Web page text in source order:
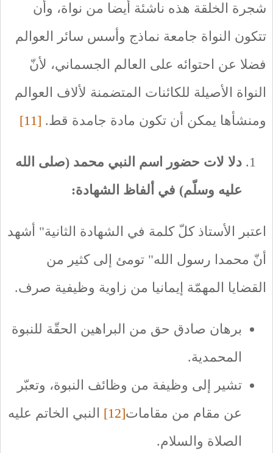
شجرة الخلقة هذه ناشئة أيضا من نواة، وأن
تتكون النواة جامعة نماذج وأسس سائر العوالم
فضلا عن احتوائه على العالم الجسماني، لأنّ
النواة الأصيلة للكائنات المتضمنة لألاف العوالم
ومنشأها يمكن أن تكون مادة جامدة قط. [11]
دلا لات حضور اسم النبي محمد (صلى الله
عليه وسلّم) في ألفاظ الشهادة:
اعتبر الأستاذ كلّ كلمة في الشهادة الثانية" أشهد
أنّ محمدا رسول الله" تومئ إلى كثير من
القضايا المهمّة إيمانيا من زاوية وظيفية صرف.
برهان صادق حق من البراهين الحقّة للنبوة
المحمدية.
تشير إلى وظيفة من وظائف النبوة، وتعبّر
عن مقام من مقامات[12]
النبي الخاتم عليه
الصلاة والسلام.